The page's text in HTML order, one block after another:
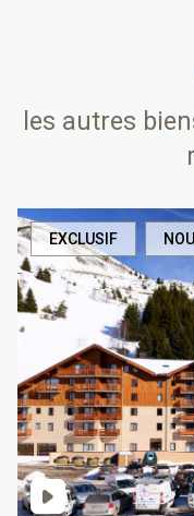
les autres
EXCLUSIF